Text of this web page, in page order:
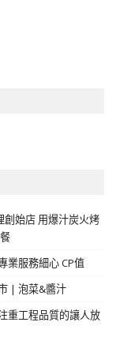
創始店 用爆汁炭火烤
業服務細心 CP值
| 泡菜&醬汁
重工程品質的讓人放